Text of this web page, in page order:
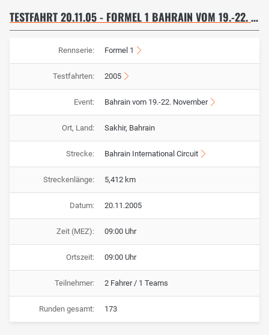
TESTFAHRT 20.11.05 - FORMEL 1 BAHRAIN VOM 19.-22. NOVEMBER
Rennserie: Formel 1
Testfahrten: 2005
Event: Bahrain vom 19.-22. November
Ort, Land: Sakhir, Bahrain
Strecke: Bahrain International Circuit
Streckenlänge: 5,412 km
Datum: 20.11.2005
Zeit (MEZ): 09:00 Uhr
Ortszeit: 09:00 Uhr
Teilnehmer: 2 Fahrer / 1 Teams
Runden gesamt: 173